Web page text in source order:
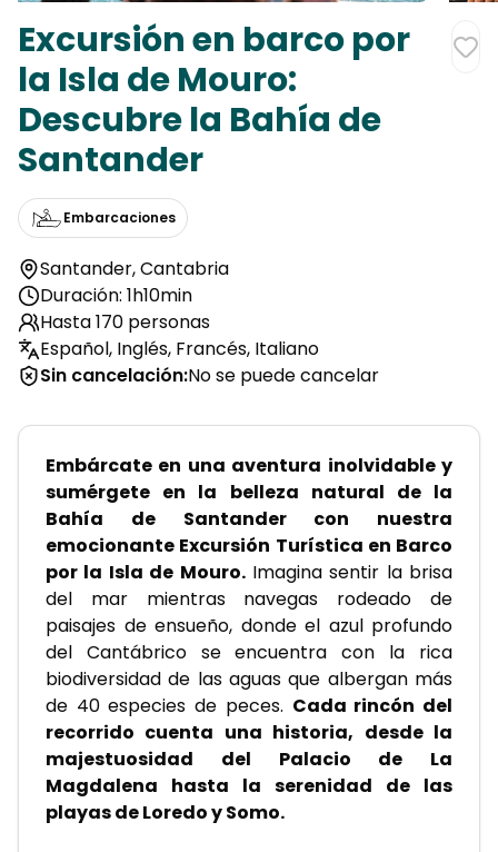
Excursión en barco por
la Isla de Mouro:
Descubre la Bahía de
Santander
Embarcaciones
Santander,Cantabria
Duración: 1h10min
Hasta 170 personas
Español, Inglés, Francés, Italiano
Sin cancelación:No se puede cancelar
Embárcate en una aventura inolvidable y
sumérgete en la belleza natural de la
Bahía de Santander con nuestra
emocionante Excursión Turística en Barco
por la Isla de Mouro. Imagina sentir la brisa
del mar mientras navegas rodeado de
paisajes de ensueño, donde el azul profundo
del Cantábrico se encuentra con la rica
biodiversidad de las aguas que albergan más
de 40 especies de peces. Cada rincón del
recorrido cuenta una historia, desde la
majestuosidad del Palacio de La
Magdalena hasta la serenidad de las
playas de Loredo y Somo.